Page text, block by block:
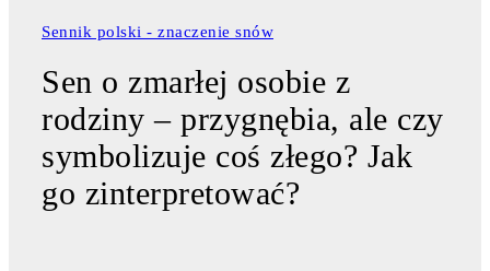
Sennik polski - znaczenie snów
Sen o zmarłej osobie z
rodziny – przygnębia, ale czy
symbolizuje coś złego? Jak
go zinterpretować?